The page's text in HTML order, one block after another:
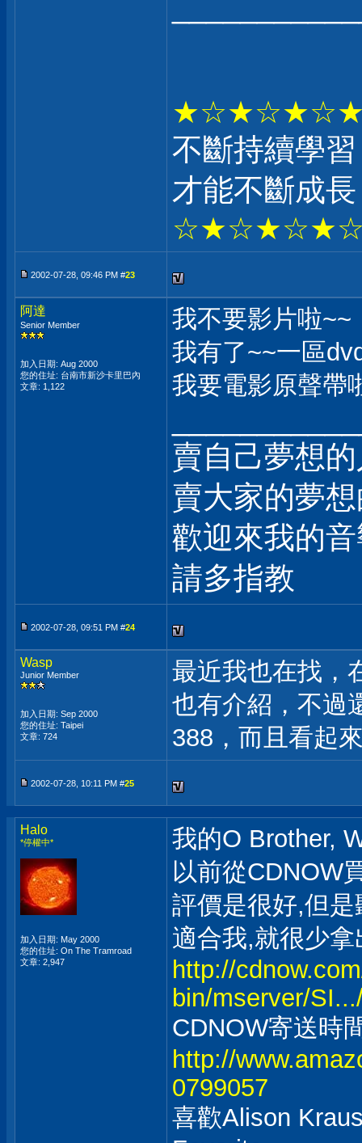
不斷持續學
才能不斷成
2002-07-28, 09:46 PM #23
阿達
Senior Member
加入日期: Aug 2000
您的住址: 台南市新沙卡里巴內
文章: 1,122
我不要影片啦~~
我有了~~一區
我要電影原聲帶
賣自己夢想
賣大家的夢
歡迎來我的
請多指教
2002-07-28, 09:51 PM #24
Wasp
Junior Member
加入日期: Sep 2000
您的住址: Taipei
文章: 724
最近我也在找，
也有介紹，不過
388，而且看起
2002-07-28, 10:11 PM #25
Halo
*停權中*
加入日期: May 2000
您的住址: On The Tramroad
文章: 2,947
我的O Brother,
以前從CDNOW
評價是很好,但
適合我,就很少
http://
bin/mserver/
CDNOW寄送時
http://
0799057
喜歡Alison